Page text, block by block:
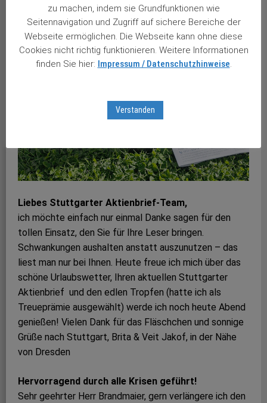
Liebes Stuttgarter Aktienbrief-Team,
ich möchte einfach nur einmal Danke sagen für den
tollen Einsatz, den Sie für Ihre Leser bringen.
Schwankungen aushalten anstatt auszunutzen – das
liest man nur bei Ihnen. Heute freue ich mich über das
schöne Urlaubswetter, Ihren aktuellen Stuttgarter
Aktienbrief und den edlen Tropfen (hatte ich als
Treueprämie ausgewählt) werde ich noch heute Abend
genießen! Vielen Dank für das Fläschchen und sonnige
Grüße nach Stuttgart, Brita & Veit Jakof, in der Nähe
von Dresden
Hervorragend durch alle Krisen geführt!
Sehr geehrter Herr Brandmaier, gern verlängere ich den
zu machen, indem sie Grundfunktionen wie
Seitennavigation und Zugriff auf sichere Bereiche der
Webseite ermöglichen. Die Webseite kann ohne diese
Cookies nicht richtig funktionieren. Weitere Informationen
finden Sie hier: Impressum / Datenschutzhinweise
Verstanden